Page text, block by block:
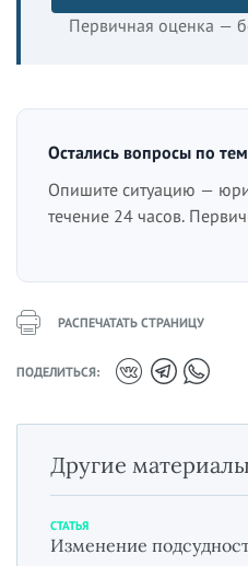
Первичная оценка —
Остались вопросы по
Опишите ситуацию —
течение 24 часов.
РАСПЕЧАТАТЬ СТРАНИЦУ
ПОДЕЛИТЬСЯ:
Другие материалы
СТАТЬЯ
Изменение